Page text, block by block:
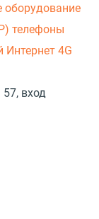
оборудование
телефоны
4G
вход